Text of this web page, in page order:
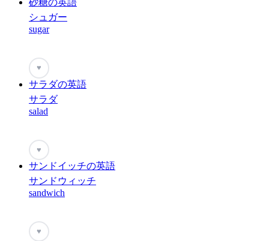
砂糖の英語
シュガー
sugar
♥
サラダの英語
サラダ
salad
♥
サンドイッチの英語
サンドウィッチ
sandwich
♥